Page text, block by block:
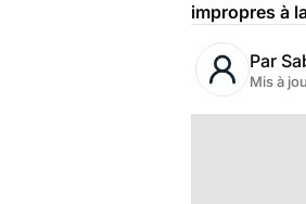
impropres à
Par
Mis à